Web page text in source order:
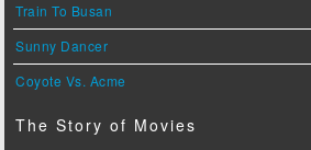
Train To Busan
Sunny Dancer
Coyote Vs. Acme
The Story of Movies